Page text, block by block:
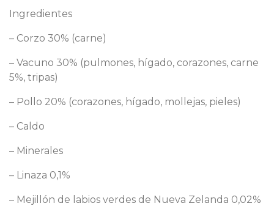
Ingredientes
– Corzo 30% (carne)
– Vacuno 30% (pulmones, hígado, corazones, carne
5%, tripas)
– Pollo 20% (corazones, hígado, mollejas, pieles)
– Caldo
– Minerales
– Linaza 0,1%
– Mejillón de labios verdes de Nueva Zelanda 0,02%